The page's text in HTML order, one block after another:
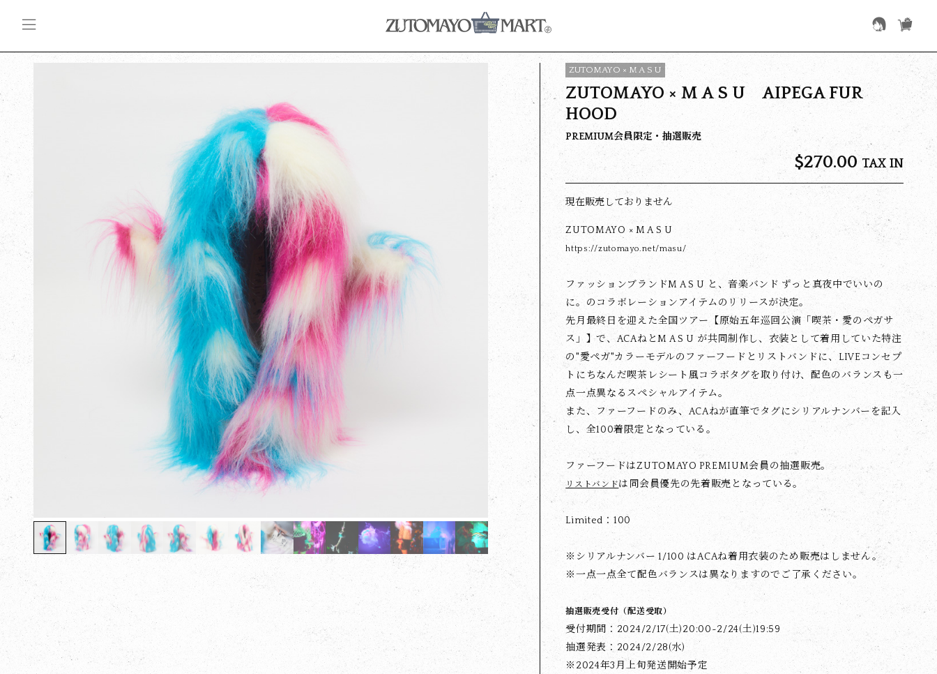
ZUTOMAYO × M A S U
ZUTOMAYO × M A S U AIPEGA FUR
HOOD
PREMIUM会員限定・抽選販売
$‌270.00 TAX IN
現在販売しておりません
ZUTOMAYO × M A S U
https://zutomayo.net/masu/
ファッションブランドM A S U と、音楽バンド ずっと真夜中でいいの
に。のコラボレーションアイテムのリリースが決定。
先月最終日を迎えた全国ツアー【原始五年巡回公演「喫茶・愛のペガサ
ス」】で、ACAねとM A S U が共同制作し、衣装として着用していた特注
の"愛ペガ"カラーモデルのファーフードとリストバンドに、LIVEコンセプ
トにちなんだ喫茶レシート風コラボタグを取り付け、配色のバランスも一
点一点異なるスペシャルアイテム。
また、ファーフードのみ、ACAねが直筆でタグにシリアルナンバーを記入
し、全100着限定となっている。
ファーフードはZUTOMAYO PREMIUM会員の抽選販売。
リストバンドは同会員優先の先着販売となっている。
Limited：100
※シリアルナンバー 1/100 はACAね着用衣装のため販売はしません。
※一点一点全て配色バランスは異なりますのでご了承ください。
抽選販売受付（配送受取）
受付期間：2024/2/17(土)20:00~2/24(土)19:59
抽選発表：2024/2/28(水)
※2024年3月上旬発送開始予定